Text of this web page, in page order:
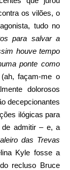
os vilões, o
tudo no
para salvar a
houve tempo
ponte como
(ah, façam-me o
dolorosos
decepcionantes
ilógicas para
admitir – e, a
das Trevas
Kyle fosse a
recluso Bruce